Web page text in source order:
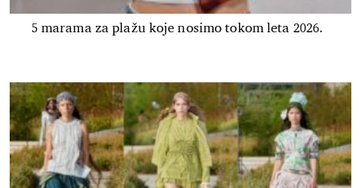
5 marama za plažu koje nosimo tokom leta 2026.